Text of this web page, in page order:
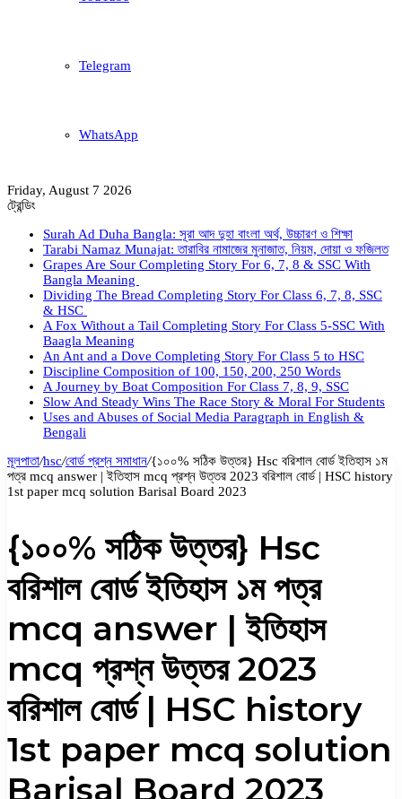
Telegram
WhatsApp
Friday, August 7 2026
ট্রেন্ডিং
Surah Ad Duha Bangla: সূরা আদ দুহা বাংলা অর্থ, উচ্চারণ ও শিক্ষা
Tarabi Namaz Munajat: তারাবির নামাজের মুনাজাত, নিয়ম, দোয়া ও ফজিলত
Grapes Are Sour Completing Story For 6, 7, 8 & SSC With
Bangla Meaning
Dividing The Bread Completing Story For Class 6, 7, 8, SSC
& HSC
A Fox Without a Tail Completing Story For Class 5-SSC With
Baagla Meaning
An Ant and a Dove Completing Story For Class 5 to HSC
Discipline Composition of 100, 150, 200, 250 Words
A Journey by Boat Composition For Class 7, 8, 9, SSC
Slow And Steady Wins The Race Story & Moral For Students
Uses and Abuses of Social Media Paragraph in English &
Bengali
মূলপাতা/hsc/বোর্ড প্রশ্ন সমাধান/{১০০% সঠিক উত্তর} Hsc বরিশাল বোর্ড ইতিহাস ১ম
পত্র mcq answer | ইতিহাস mcq প্রশ্ন উত্তর 2023 বরিশাল বোর্ড | HSC history
1st paper mcq solution Barisal Board 2023
{১০০% সঠিক উত্তর} Hsc
বরিশাল বোর্ড ইতিহাস ১ম পত্র
mcq answer | ইতিহাস
mcq প্রশ্ন উত্তর 2023
বরিশাল বোর্ড | HSC history
1st paper mcq solution
Barisal Board 2023